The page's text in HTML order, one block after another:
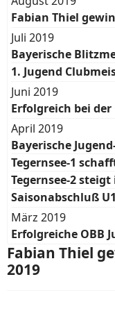
Fabian Thiel
Juli 2019
Bayerische
1. Jugend
Juni 2019
Erfolgreich bei der
April 2019
Bayerische
Tegernsee-1
Tegernsee-2
Saisonabschluß
März 2019
Erfolgreiche OBB
Fabian Thiel
2019